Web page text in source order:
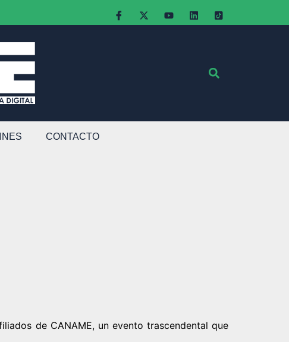
CONTACTO
de CANAME, un evento trascendental que